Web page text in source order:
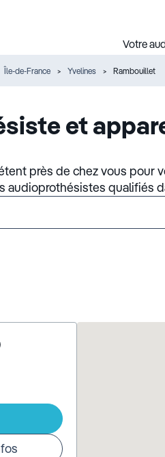
Votre
Île-de-France Yvelines Rambouillet
et
près de chez vous pour
audioprothésistes qualifiés